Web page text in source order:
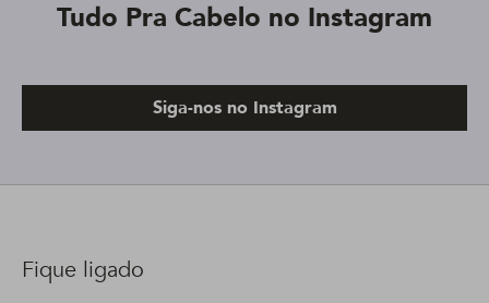
Tudo Pra Cabelo no Instagram
Siga-nos no Instagram
Fique ligado